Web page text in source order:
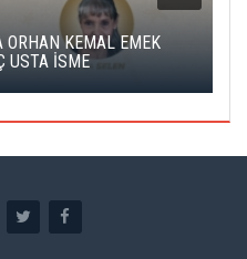
KEMAL EMEK
USTA İSME